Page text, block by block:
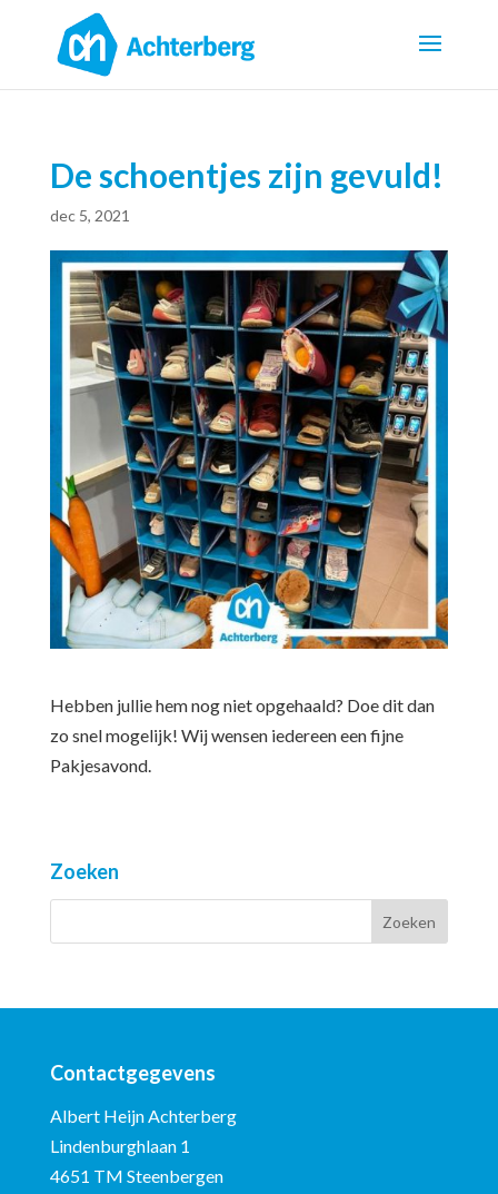
De schoentjes zijn gevuld!
dec 5, 2021
Hebben jullie hem nog niet opgehaald? Doe dit dan
zo snel mogelijk! Wij wensen iedereen een fijne
Pakjesavond.
Zoeken
Contactgegevens
Albert Heijn Achterberg
Lindenburghlaan 1
4651 TM Steenbergen